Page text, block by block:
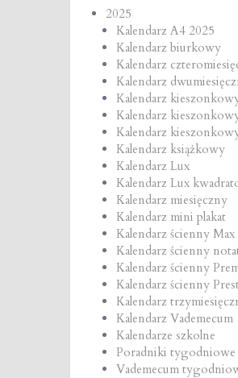
2025
Kalendarz A4 2025
Kalendarz biurkowy
Kalendarz
Kalendarz
Kalendarz
Kalendarz
Kalendarz
Kalendarz książkowy
Kalendarz Lux
Kalendarz Lux
Kalendarz miesięczny
Kalendarz mini plakat
Kalendarz ścienny Max
Kalendarz ścienny
Kalendarz ścienny
Kalendarz ścienny
Kalendarz
Kalendarz Vademecum
Kalendarze szkolne
Poradniki tygodniowe
Vademecum